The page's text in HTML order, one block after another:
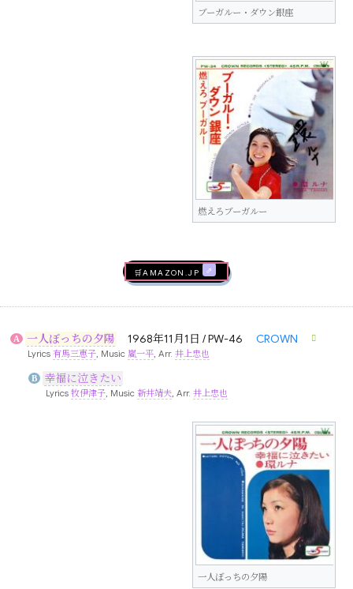
ブーガルー・ダウン銀座
燃えろブーガルー
🛒AMAZON.jp
A 一人ぼっちの夕陽 1968年11月1日 / PW-46 CROWN
Lyrics有馬三恵子, Music 嵐一平, Arr.井上忠也
B 幸福に泣きたい
Lyrics 牧伊津子, Music 新井靖夫, Arr. 井上忠也
一人ぼっちの夕陽